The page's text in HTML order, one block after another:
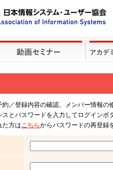
約／登録内容の確認、メンバー情報の
スとパスワードを入力してログインボ
た方はこちらからパスワードの再登録